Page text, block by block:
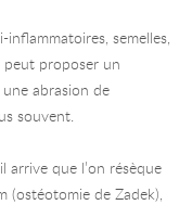
inflammatoires, semelles,
peut proposer un
abrasion de
souvent.
arrive que l’on résèque
(ostéotomie de Zadek),